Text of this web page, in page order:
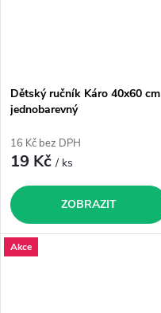
Dětský ručník Káro 40x60 cm
jednobarevný
16 Kč bez DPH
19 Kč/ ks
ZOBRAZIT
Akce